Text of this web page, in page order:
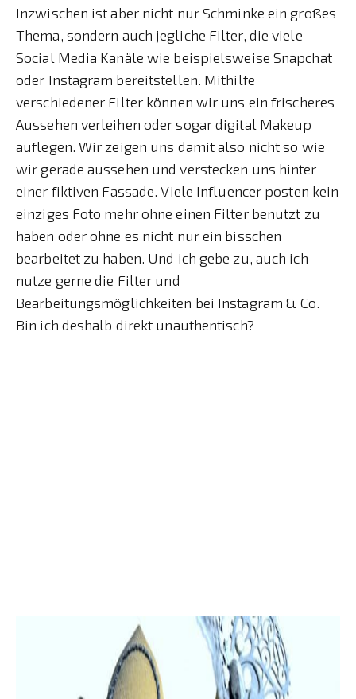
Inzwischen ist aber nicht nur Schminke ein großes
Thema, sondern auch jegliche Filter, die viele
Social Media Kanäle wie beispielsweise Snapchat
oder Instagram bereitstellen. Mithilfe
verschiedener Filter können wir uns ein frischeres
Aussehen verleihen oder sogar digital Makeup
auflegen. Wir zeigen uns damit also nicht so wie
wir gerade aussehen und verstecken uns hinter
einer fiktiven Fassade. Viele Influencer posten kein
einziges Foto mehr ohne einen Filter benutzt zu
haben oder ohne es nicht nur ein bisschen
bearbeitet zu haben. Und ich gebe zu, auch ich
nutze gerne die Filter und
Bearbeitungsmöglichkeiten bei Instagram & Co.
Bin ich deshalb direkt unauthentisch?